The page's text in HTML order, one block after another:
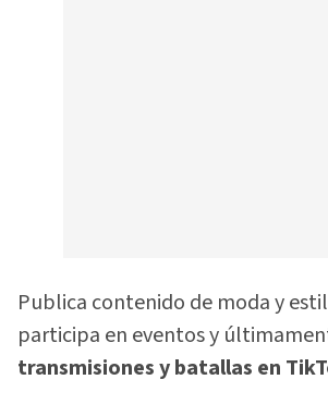
Publica contenido de moda y
participa en eventos y
transmisiones y batallas en